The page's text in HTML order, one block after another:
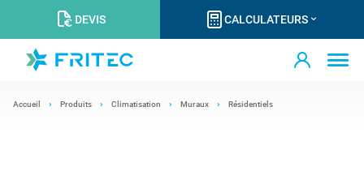
DEVIS CALCULATEURS
Accueil Produits Climatisation Muraux Résidentiels